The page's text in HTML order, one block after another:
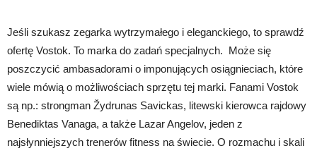
Jeśli szukasz zegarka wytrzymałego i eleganckiego, to sprawdź
ofertę Vostok. To marka do zadań specjalnych. Może się
poszczycić ambasadorami o imponujących osiągnieciach, które
wiele mówią o możliwościach sprzętu tej marki. Fanami Vostok
są np.: strongman Žydrunas Savickas, litewski kierowca rajdowy
Benediktas Vanaga, a także Lazar Angelov, jeden z
najsłynniejszych trenerów fitness na świecie. O rozmachu i skali